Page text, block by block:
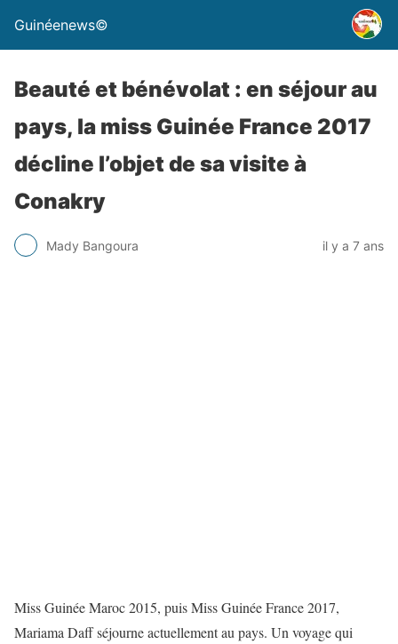
Guinéenews©
Beauté et bénévolat : en séjour au
pays, la miss Guinée France 2017
décline l’objet de sa visite à
Conakry
Mady Bangoura il y a 7 ans
Miss Guinée Maroc 2015, puis Miss Guinée France 2017,
Mariama Daff séjourne actuellement au pays. Un voyage qui